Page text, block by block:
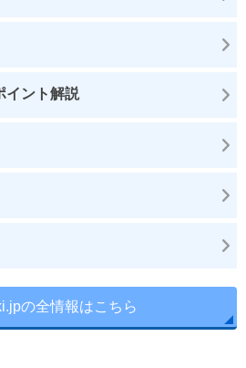
イント解説
の全情報はこちら